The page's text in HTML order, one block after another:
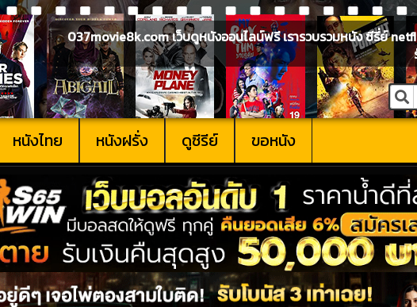
037movie8k.com เว็บดูหนังออนไลน์ฟรี เรารวบรวมหนัง ซีรี่ย์
หนังไทย หนังฝรั่ง ดูซีรีย์ ขอหนัง